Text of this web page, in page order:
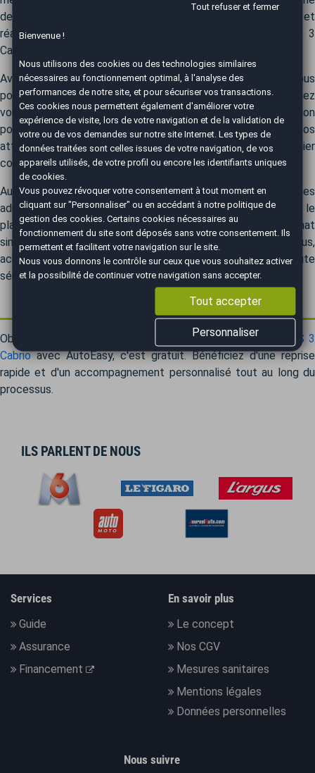
de véhicules neufs 0 km. Profitez de réductions jusqu'à 30 % et
réalisez des économies significatives sur votre future DS 3
Cabrio.
Avec une soixantaine d'agences sur toute la France, vous
pouvez être sûr de trouver une agence AutoEasy près de chez
vous.Nos experts automobiles vous guideront avec précision
pour identifier le modèle DS 3 Cabrio idéalement adapté à vos
attentes. Notre accompagnement est intégral, du premier
conseil jusqu'à la finalisation de votre projet.
AutoEasy prend en charge la totalité des démarches
administratives, vous permettant de vous concentrer sur le
plaisir de votre nouvelle DS 3 Cabrio. Une expérience d'achat
simplifiée et sans complications. Alors, n'attendez plus,
achetez votre nouvelle voiture DS 3 Cabrio garantie en toute
sérénité avec AutoEasy.
Envisagez-vous de vendre votre DS 3 Cabrio ?
Obtenez en quelques clics la valeur dereprise de votre DS 3
Cabrioavec AutoEasy, c'est gratuit. Bénéficiez d'une reprise
rapide et d'un accompagnement personnalisé tout au long du
processus.
ILS PARLENT DE NOUS
Services
Guide
Assurance
Financement
En savoir plus
Le concept
Nos CGV
Mesures sanitaires
Mentions légales
Données personnelles
Nous suivre
Tout refuser et fermer
Bienvenue !
Nous utilisons des cookies ou des technologies similaires
nécessaires au fonctionnement optimal, à l'analyse des
performances de notre site, et pour sécuriser vos transactions.
Ces cookies nous permettent également d'améliorer votre
expérience de visite, lors de votre navigation et de la validation de
votre ou de vos demandes sur notre site Internet. Les types de
données traitées sont celles issues de votre navigation, de vos
appareils utilisés, de votre profil ou encore les identifiants uniques
de cookies.
Vous pouvez révoquer votre consentement à tout moment en
cliquant sur "Personnaliser" ou en accédant à notrepolitique de
gestion des cookies . Certains cookies nécessaires au
fonctionnement du site sont déposés sans votre consentement. Ils
permettent et facilitent votre navigation sur le site.
Nous vous donnons le contrôle sur ceux que vous souhaitez activer
et la possibilité de continuer votre navigation sans accepter.
Tout accepter
Personnaliser